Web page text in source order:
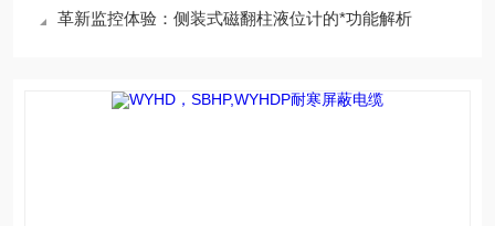
革新监控体验：侧装式磁翻柱液位计的*功能解析